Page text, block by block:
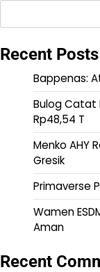
Recent Posts
Bappenas:
Bulog Catat
Rp48,54 T
Menko AHY
Gresik
Primaverse
Wamen
Aman
Recent